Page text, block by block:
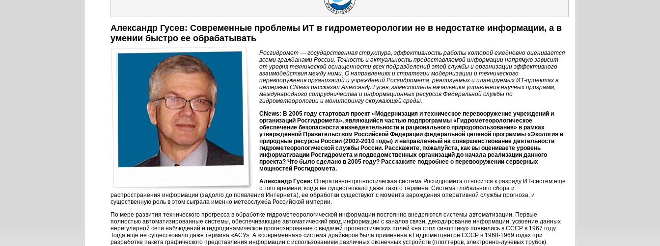
Александр Гусев: Современные проблемы ИТ в гидрометеорологии не в недостатке информации, а в
умении быстро ее обрабатывать
Росгидромет — государственная структура, эффективность работы которой ежедневно оценивается
всеми гражданами России. Точность и актуальность предоставляемой информации напрямую зависит
от уровня технической оснащенности всех подразделений этой службы и организации эффективного
взаимодействия между ними. О направлениях и стратегии модернизации и технического
перевооружения организаций и учреждений Росгидромета, реализуемых и планируемых ИТ-проектах в
интервью CNews рассказал Александр Гусев, заместитель начальника управления научных программ,
международного сотрудничества и информационных ресурсов Федеральной службы по
гидрометеорологии и мониторингу окружающей среды.
CNews: В 2005 году стартовал проект «Модернизация и техническое перевооружение учреждений и
организаций Росгидромета», являющийся частью подпрограммы «Гидрометеорологическое
обеспечение безопасности жизнедеятельности и рационального природопользования» в рамках
утвержденной Правительством Российской Федерации федеральной целевой программы «Экология и
природные ресурсы России (2002-2010 годы) и направленный на совершенствование деятельности
гидрометеорологической службы России. Расскажите, пожалуйста, как вы оцениваете уровень
информатизации Росгидромета и подведомственных организаций до начала реализации данного
проекта? Что было сделано в 2005 году? Расскажите подробнее о перевооружении серверных
мощностей Росгидромета.
Александр Гусев: Оперативно-прогностическая система Росгидромета относится к разряду ИТ-систем еще
с того времени, когда не существовало даже такого термина. Система глобального сбора и
распространения информации (задолго до появления Интернета), ее обработки существуют с момента зарождения оперативной службы прогноза, и
существенную роль в этом сыграла именно метеослужба Российской империи.
По мере развития технического прогресса в обработке гидрометеорологической информации постоянно внедряются системы автоматизации. Первые
полностью автоматизированные системы, обеспечивающие автоматический ввод информации с каналов связи, декодирование информации, усвоение данных
нерегулярной сети наблюдений и гидродинамическое прогнозирование с выдачей прогностических полей «на стол синоптику» появились в СССР в 1967 году.
Тогда еще не существовало даже термина «АСУ». А «современная» система драйверов была применена в Гидрометцентре СССР в 1968-1969 годах при
разработке пакета графического представления информации с использованием различных оконечных устройств (плоттеров, электронно-лучевых трубок).